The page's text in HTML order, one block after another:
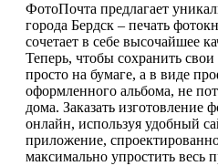
ФотоПочта предлагает
города Бердск – печать
сочетает в себе высочайшее
Теперь, чтобы сохранить
просто на бумаге, а в виде
оформленного альбома, не
дома. Заказать
онлайн, используя удобный
приложение,
максимально упростить весь